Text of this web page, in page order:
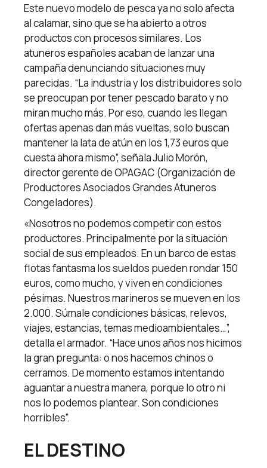
Este nuevo modelo de pesca ya no solo afecta
al calamar, sino que se ha abierto a otros
productos con procesos similares. Los
atuneros españoles acaban de lanzar una
campaña denunciando situaciones muy
parecidas. “La industria y los distribuidores solo
se preocupan por tener pescado barato y no
miran mucho más. Por eso, cuando les llegan
ofertas apenas dan más vueltas, solo buscan
mantener la lata de atún en los 1,73 euros que
cuesta ahora mismo”, señala Julio Morón,
director gerente de OPAGAC (Organización de
Productores Asociados Grandes Atuneros
Congeladores).
«Nosotros no podemos competir con estos
productores. Principalmente por la situación
social de sus empleados. En un barco de estas
flotas fantasma los sueldos pueden rondar 150
euros, como mucho, y viven en condiciones
pésimas. Nuestros marineros se mueven en los
2.000. Súmale condiciones básicas, relevos,
viajes, estancias, temas medioambientales…”,
detalla el armador. “Hace unos años nos hicimos
la gran pregunta: o nos hacemos chinos o
cerramos. De momento estamos intentando
aguantar a nuestra manera, porque lo otro ni
nos lo podemos plantear. Son condiciones
horribles”.
EL DESTINO